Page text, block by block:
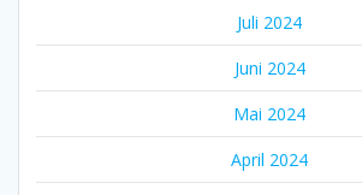
Juli 2024
Juni 2024
Mai 2024
April 2024